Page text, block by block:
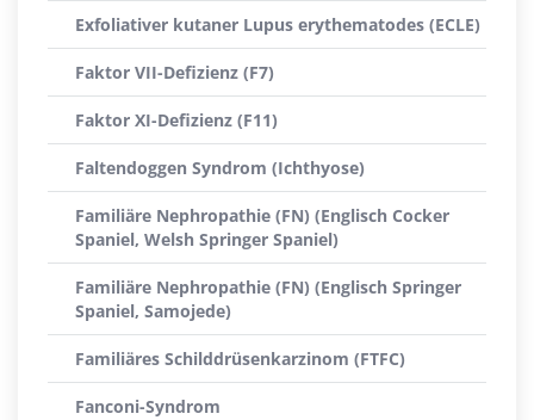
Exfoliativer kutaner Lupus erythematodes (ECLE)
Faktor VII-Defizienz (F7)
Faktor XI-Defizienz (F11)
Faltendoggen Syndrom (Ichthyose)
Familiäre Nephropathie (FN) (Englisch Cocker
Spaniel, Welsh Springer Spaniel)
Familiäre Nephropathie (FN) (Englisch Springer
Spaniel, Samojede)
Familiäres Schilddrüsenkarzinom (FTFC)
Fanconi-Syndrom